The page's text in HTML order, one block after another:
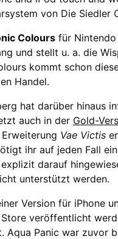
von Die Siedler
Colours für
und stellt u. a. die
kommt schon
Handel.
hat darüber hinaus
auch in der Gold-
Vae Victis
ihr auf jeden Fall
darauf
unterstützt werden.
Version für iPhone
veröffentlicht
Aqua Panic war zuvor